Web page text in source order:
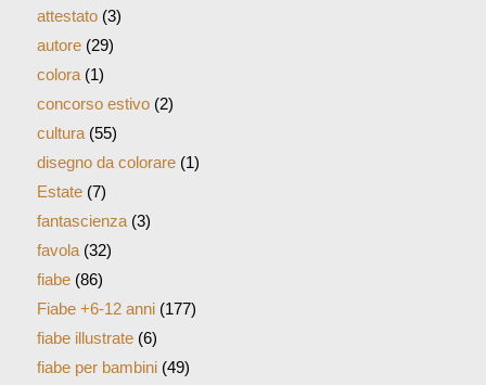
attestato(3)
autore(29)
colora(1)
concorso estivo(2)
cultura(55)
disegno da colorare(1)
Estate(7)
fantascienza(3)
favola(32)
fiabe(86)
Fiabe +6-12 anni(177)
fiabe illustrate(6)
fiabe per bambini(49)